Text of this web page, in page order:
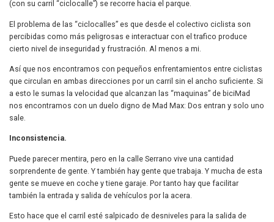
(con su carril “ciclocalle”) se recorre hacia el parque.
El problema de las “ciclocalles” es que desde el colectivo ciclista son
percibidas como más peligrosas e interactuar con el trafico produce
cierto nivel de inseguridad y frustración. Al menos a mi.
Así que nos encontramos con pequeños enfrentamientos entre ciclistas
que circulan en ambas direcciones por un carril sin el ancho suficiente. Si
a esto le sumas la velocidad que alcanzan las “maquinas” de biciMad
nos encontramos con un duelo digno de Mad Max: Dos entran y solo uno
sale.
Inconsistencia.
Puede parecer mentira, pero en la calle Serrano vive una cantidad
sorprendente de gente. Y también hay gente que trabaja. Y mucha de esta
gente se mueve en coche y tiene garaje. Por tanto hay que facilitar
también la entrada y salida de vehículos por la acera.
Esto hace que el carril esté salpicado de desniveles para la salida de